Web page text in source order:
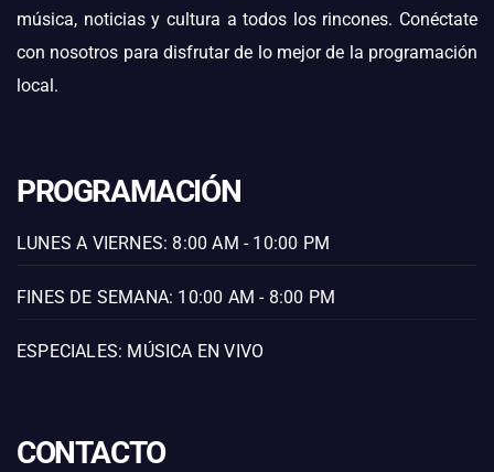
música, noticias y cultura a todos los rincones. Conéctate
con nosotros para disfrutar de lo mejor de la programación
local.
PROGRAMACIÓN
LUNES A VIERNES: 8:00 AM - 10:00 PM
FINES DE SEMANA: 10:00 AM - 8:00 PM
ESPECIALES: MÚSICA EN VIVO
CONTACTO